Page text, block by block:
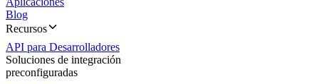
Blog
Recursos
API para Desarrolladores
Soluciones de integración
preconfiguradas